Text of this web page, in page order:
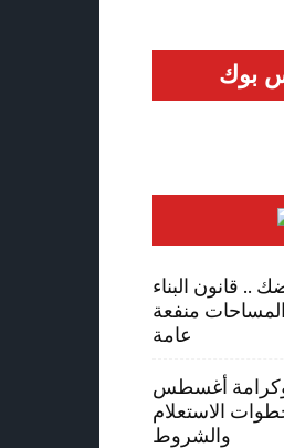
بوك
.. قانون البناء
منفعة
عامة
أغسطس
الاستعلام
والشروط